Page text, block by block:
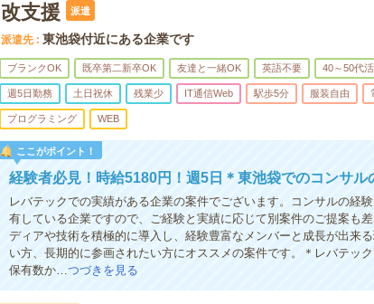
改支援
派遣
派遣先 東池袋付近にある企業です
ブランクOK 既卒第二新卒OK 友達と一緒OK 英語不要 40～50代
週5日勤務 土日祝休 残業少 IT通信Web 駅歩5分 服装自由
プログラミング WEB
ここがポイント！
経験者必見！時給5180円！週5日＊東池袋でのコンサル
レバテックでの実績がある企業の案件でございます。コンサルの経
有している企業ですので、ご経験と実績に応じて別案件のご提案も
ディアや技術を積極的に導入し、経験豊富なメンバーと成長が出来
い方、長期的に参画されたい方にオススメの案件です。＊レバテッ
保有数か…つづきを見る